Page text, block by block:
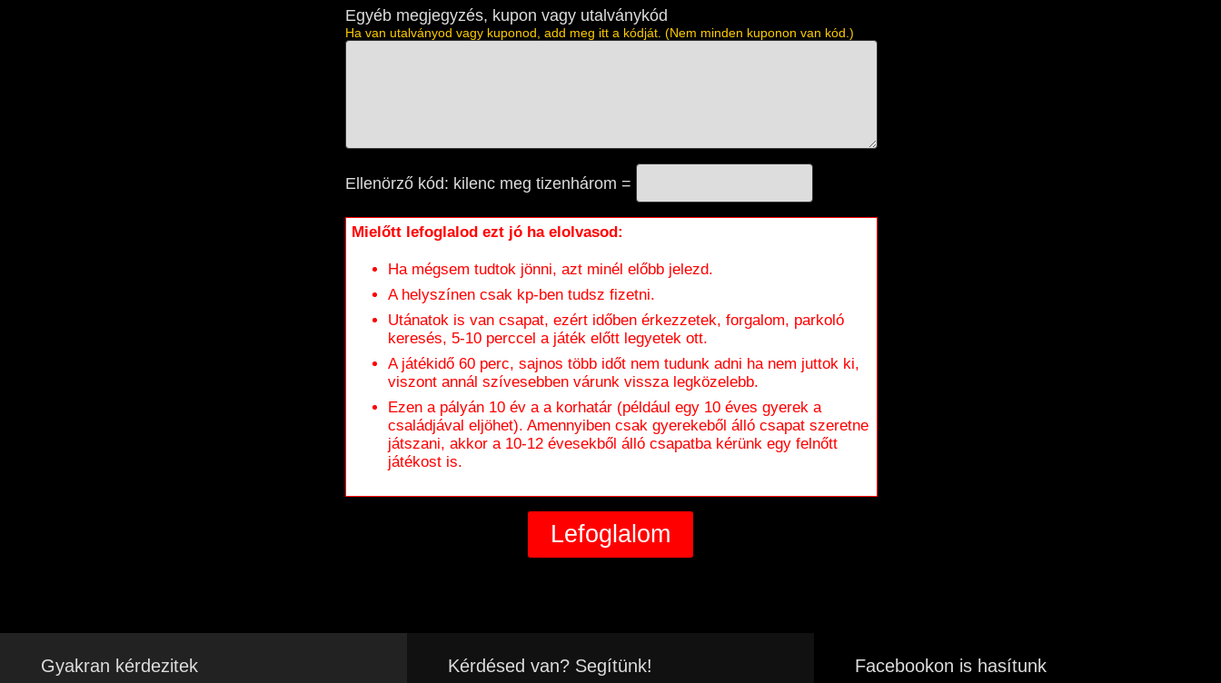
Egyéb megjegyzés, kupon vagy utalványkód
Ha van utalványod vagy kuponod, add meg itt a kódját. (Nem minden kuponon van kód.)
Ellenörző kód: kilenc meg tizenhárom =
Mielőtt lefoglalod ezt jó ha elolvasod:
Ha mégsem tudtok jönni, azt minél előbb jelezd.
A helyszínen csak kp-ben tudsz fizetni.
Utánatok is van csapat, ezért időben érkezzetek, forgalom, parkoló
keresés, 5-10 perccel a játék előtt legyetek ott.
A játékidő 60 perc, sajnos több időt nem tudunk adni ha nem juttok ki,
viszont annál szívesebben várunk vissza legközelebb.
Ezen a pályán 10 év a a korhatár (például egy 10 éves gyerek a
családjával eljöhet). Amennyiben csak gyerekeből álló csapat szeretne
játszani, akkor a 10-12 évesekből álló csapatba kérünk egy felnőtt
játékost is.
Gyakran kérdezitek Kérdésed van? Segítünk! Facebookon is hasítunk